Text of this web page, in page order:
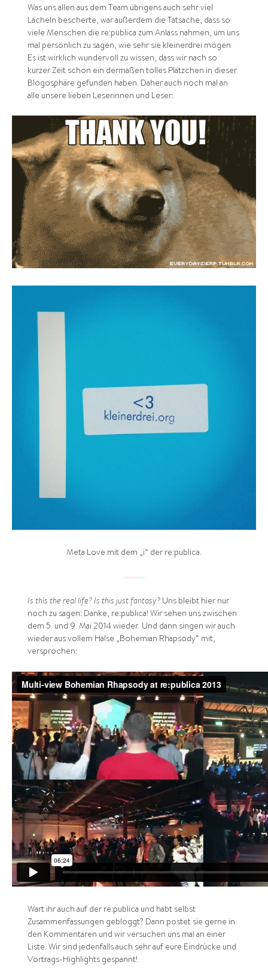
Was uns allen aus dem Team übrigens auch sehr viel
Lächeln bescherte, war außerdem die Tatsache, dass so
viele Menschen die re:publica zum Anlass nahmen, um uns
mal persönlich zu sagen, wie sehr sie kleinerdrei mögen.
Es ist wirklich wundervoll zu wissen, dass wir nach so
kurzer Zeit schon ein dermaßen tolles Plätzchen in dieser
Blogosphäre gefunden haben. Daher auch noch mal an
alle unsere lieben Leserinnen und Leser:
Meta Love mit dem „i“ der re:publica.
Is this the real life? Is this just fantasy?Uns bleibt hier nur
noch zu sagen: Danke, re:publica! Wir sehen uns zwischen
dem 5. und 9. Mai 2014 wieder. Und dann singen wir auch
wieder aus vollem Halse „Bohemian Rhapsody“ mit,
versprochen:
Wart ihr auch auf der re:publica und habt selbst
Zusammenfassungen gebloggt? Dann postet sie gerne in
den Kommentaren und wir versuchen uns mal an einer
Liste. Wir sind jedenfalls auch sehr auf eure Eindrücke und
Vortrags-Highlights gespannt!